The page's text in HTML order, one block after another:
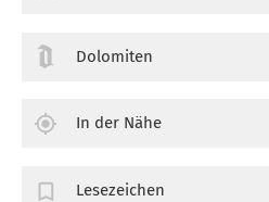
Dolomiten
In der Nähe
Lesezeichen